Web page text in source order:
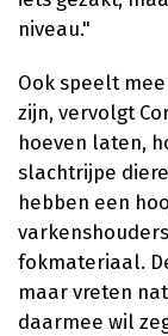
niveau."
Ook speelt
zijn, vervolgt
hoeven laten,
slachtrijpe
hebben een
fokmateriaal.
maar vreten
daarmee wil